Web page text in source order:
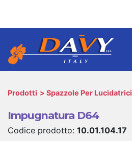
Prodotti Spazzole Per Lucidatrici
Impugnatura D64
Codice prodotto: 10.01.104.17